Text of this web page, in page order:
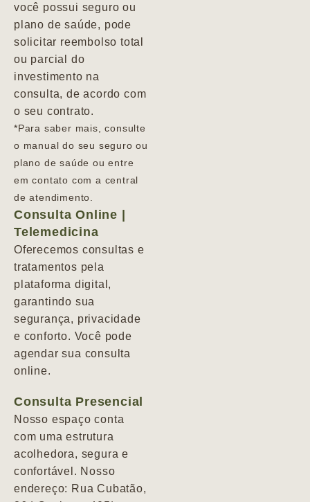
você possui seguro ou
plano de saúde, pode
solicitar reembolso total
ou parcial do
investimento na
consulta, de acordo com
o seu contrato.
*Para saber mais, consulte
o manual do seu seguro ou
plano de saúde ou entre
em contato com a central
de atendimento.
Consulta Online |
Telemedicina
Oferecemos consultas e
tratamentos pela
plataforma digital,
garantindo sua
segurança, privacidade
e conforto. Você pode
agendar sua consulta
online.
Consulta Presencial
Nosso espaço conta
com uma estrutura
acolhedora, segura e
confortável. Nosso
endereço: Rua Cubatão,